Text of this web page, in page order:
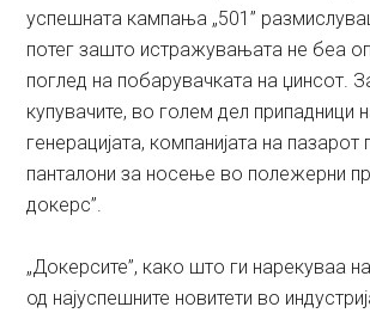
успешната кампања „501”
потег зашто истражувањата не беа
поглед на побарувачката на џинсот.
купувачите, во голем дел припадници
генерацијата, компанијата на
панталони за носење во полежерни
докерс”.
„Докерсите”, како што ги нарекуваа
од најуспешните новитети во